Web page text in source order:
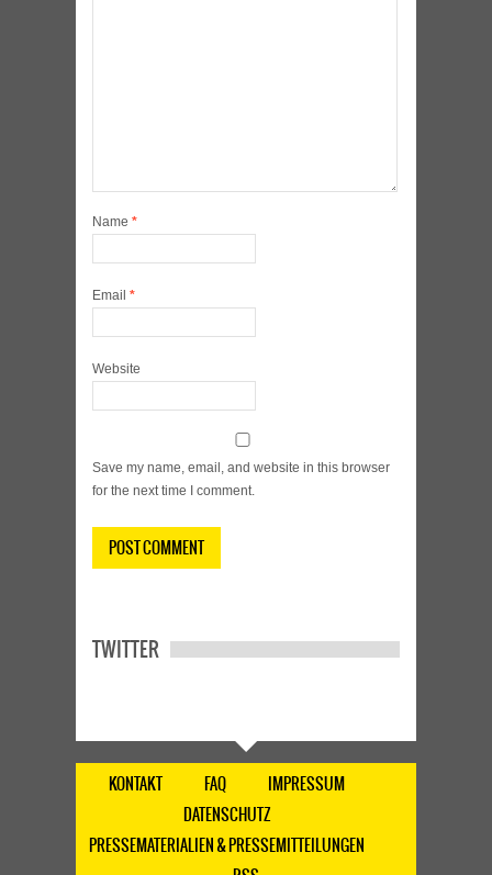
Name *
Email *
Website
Save my name, email, and website in this browser
for the next time I comment.
TWITTER
KONTAKT FAQ
IMPRESSUM
DATENSCHUTZ
PRESSEMATERIALIEN & PRESSEMITTEILUNGEN